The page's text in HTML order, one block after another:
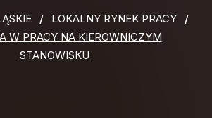
LOKALNY RYNEK PRACY
W PRACY NA KIEROWNICZYM
STANOWISKU